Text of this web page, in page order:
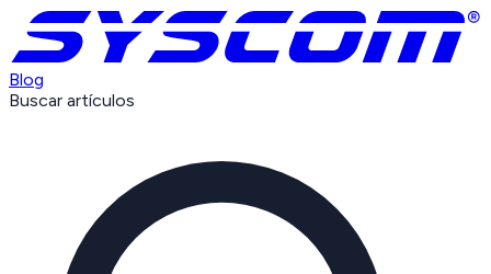
Blog
Buscar artículos